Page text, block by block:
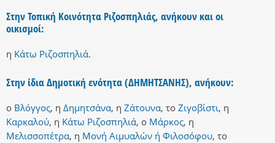
Στην Τοπική Κοινότητα Ριζοσπηλιάς, ανήκουν και οι
οικισμοί:
η Κάτω Ριζοσπηλιά.
Στην ίδια Δημοτική ενότητα (ΔΗΜΗΤΣΑΝΗΣ), ανήκουν:
ο Βλόγγος, η Δημητσάνα, η Ζάτουνα, το Ζιγοβίστι, η
Καρκαλού, η Κάτω Ριζοσπηλιά, ο Μάρκος, η
Μελισσοπέτρα, η Μονή Αιμυαλών ή Φιλοσόφου, το